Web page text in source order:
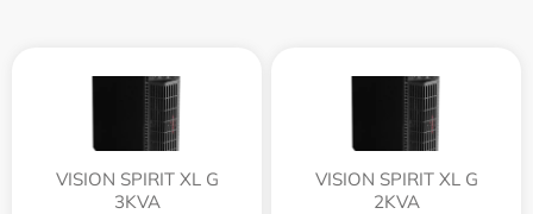
VISION SPIRIT XL G
3KVA
VISION SPIRIT XL G
2KVA